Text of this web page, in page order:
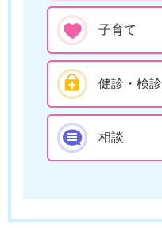
子育て
健診・検診
相談